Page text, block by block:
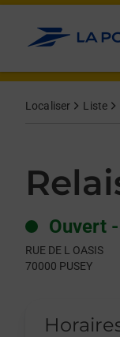
Allez au contenu
Localiser Liste
Ouvert -
RUE DE L OASIS
70000 PUSEY
Day of the Week
Get directions to
lien s'ouvre dans